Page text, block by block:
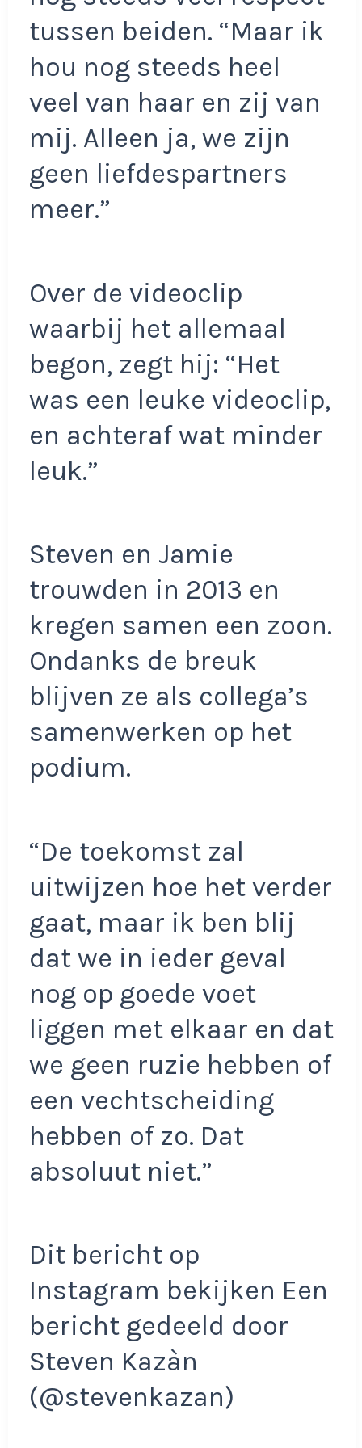
tussen beiden. “Maar ik
hou nog steeds heel
veel van haar en zij van
mij. Alleen ja, we zijn
geen liefdespartners
meer.”
Over de videoclip
waarbij het allemaal
begon, zegt hij: “Het
was een leuke videoclip,
en achteraf wat minder
leuk.”
Steven en Jamie
trouwden in 2013 en
kregen samen een zoon.
Ondanks de breuk
blijven ze als collega’s
samenwerken op het
podium.
“De toekomst zal
uitwijzen hoe het verder
gaat, maar ik ben blij
dat we in ieder geval
nog op goede voet
liggen met elkaar en dat
we geen ruzie hebben of
een vechtscheiding
hebben of zo. Dat
absoluut niet.”
Dit bericht op
Instagram bekijken Een
bericht gedeeld door
Steven Kazàn
(@stevenkazan)